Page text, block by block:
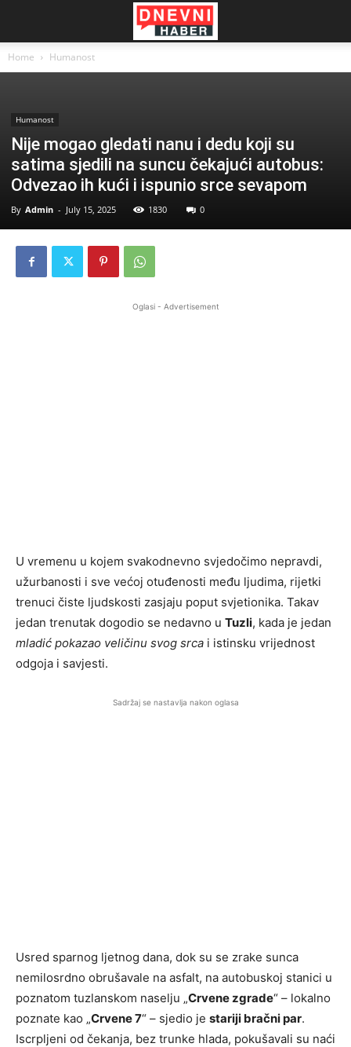
Home Humanost
Humanost
Nije mogao gledati nanu i dedu koji su
satima sjedili na suncu čekajući autobus:
Odvezao ih kući i ispunio srce sevapom
By Admin - July 15, 2025 1830 0
Oglasi - Advertisement
U vremenu u kojem svakodnevno svjedočimo nepravdi,
užurbanosti i sve većoj otuđenosti među ljudima, rijetki
trenuci čiste ljudskosti zasjaju poput svjetionika. Takav
jedan trenutak dogodio se nedavno u Tuzli, kada je jedan
mladić pokazao veličinu svog srca i istinsku vrijednost
odgoja i savjesti.
Sadržaj se nastavlja nakon oglasa
Usred sparnog ljetnog dana, dok su se zrake sunca
nemilosrdno obrušavale na asfalt, na autobuskoj stanici u
poznatom tuzlanskom naselju „Crvene zgrade“ – lokalno
poznate kao „Crvene 7“ – sjedio je stariji bračni par.
Iscrpljeni od čekanja, bez trunke hlada, pokušavali su naći